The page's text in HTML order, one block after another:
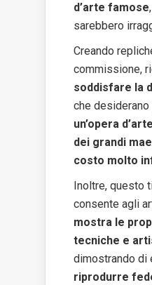
d’arte famose
sarebbero
Creando
commissione,
soddisfare la
che desiderano
un’opera
dei grandi
costo molto
Inoltre, questo
consente agli
mostra le
tecniche e
dimostrando di
riprodurre